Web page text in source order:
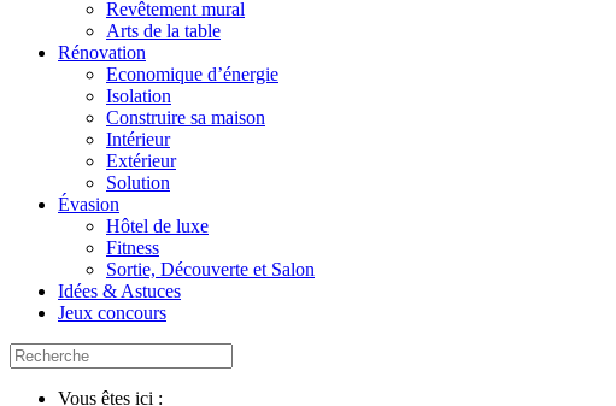
Revêtement mural
Arts de la table
Rénovation
Economique d’énergie
Isolation
Construire sa maison
Intérieur
Extérieur
Solution
Évasion
Hôtel de luxe
Fitness
Sortie, Découverte et Salon
Idées & Astuces
Jeux concours
Vous êtes ici :